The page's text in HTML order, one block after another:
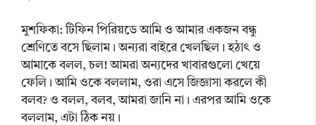
মুশফিকা: টিফিন পিরিয়ডে আমি ও আমার একজন বন্ধু
শ্রেণিতে বসে ছিলাম। অন্যরা বাইরে খেলছিল। হঠাৎ ও
আমাকে বলল, চল! আমরা অন্যদের খাবারগুলো খেয়ে
ফেলি। আমি ওকে বললাম, ওরা এসে জিজ্ঞাসা করলে কী
বলব? ও বলল, বলব, আমরা জানি না। এরপর আমি ওকে
বললাম, এটা ঠিক নয়।